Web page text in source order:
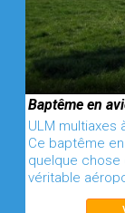
Baptême en
ULM multiaxes
Ce baptême
quelque chose
véritable